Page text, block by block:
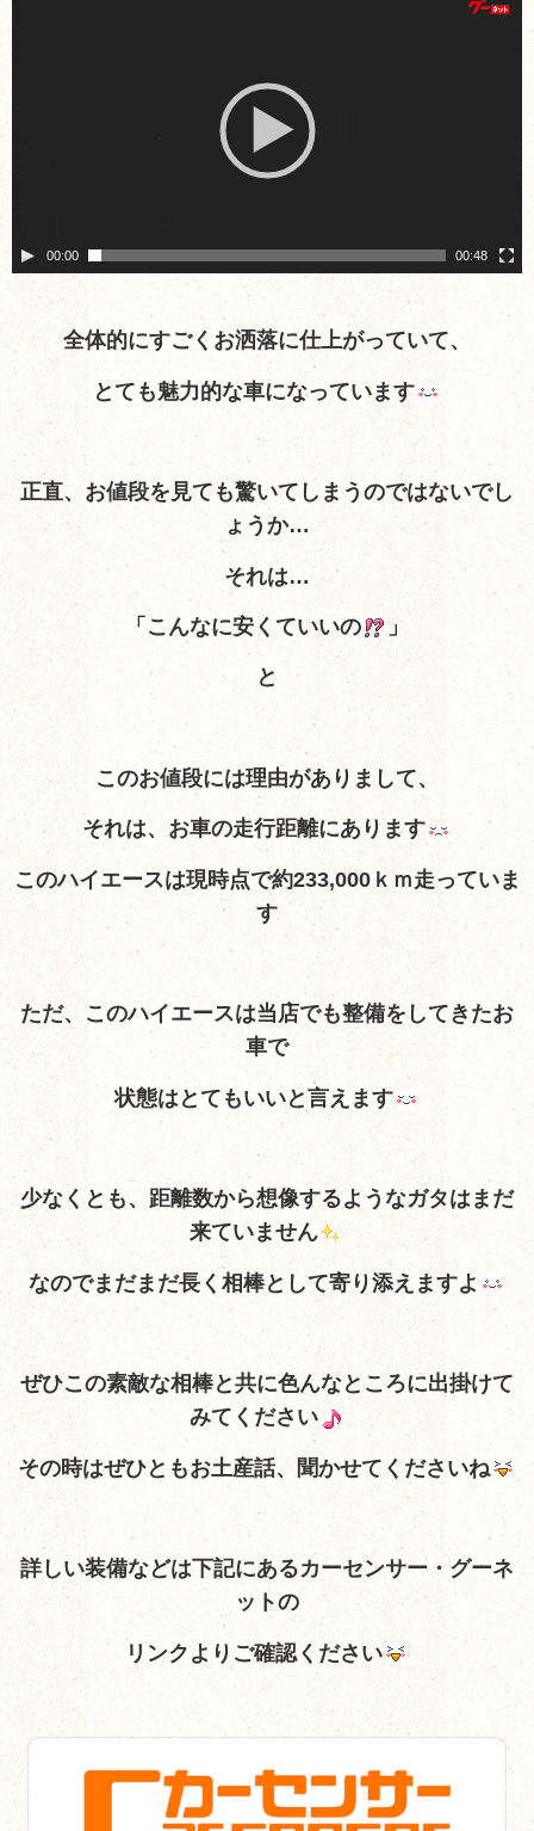
00:00 00:48
全体的にすごくお洒落に仕上がっていて、
とても魅力的な車になっています
正直、お値段を見ても驚いてしまうのではないでし
ょうか…
それは…
「こんなに安くていいの 」
と
このお値段には理由がありまして、
それは、お車の走行距離にあります
このハイエースは現時点で約233,000ｋｍ走っていま
す
ただ、このハイエースは当店でも整備をしてきたお
車で
状態はとてもいいと言えます
少なくとも、距離数から想像するようなガタはまだ
来ていません
なのでまだまだ長く相棒として寄り添えますよ
ぜひこの素敵な相棒と共に色んなところに出掛けて
みてください
その時はぜひともお土産話、聞かせてくださいね
詳しい装備などは下記にあるカーセンサー・グーネ
ットの
リンクよりご確認ください